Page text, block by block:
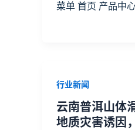
菜单 首页 产品中
行业新闻
云南普洱山体
地质灾害诱因